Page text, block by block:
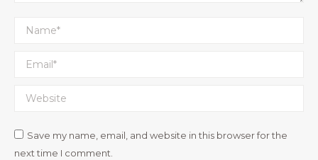
Name *
Email *
Website
Save my name, email, and website in this browser for the
next time I comment.